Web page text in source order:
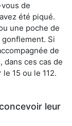
de
été piqué.
une poche de
Si
de
ces cas de
15 ou le 112.
leur